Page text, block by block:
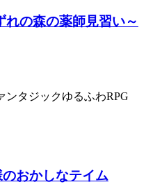
れの森の薬師見習い～
ンタジックゆるふわRPG
のおかしなテイム